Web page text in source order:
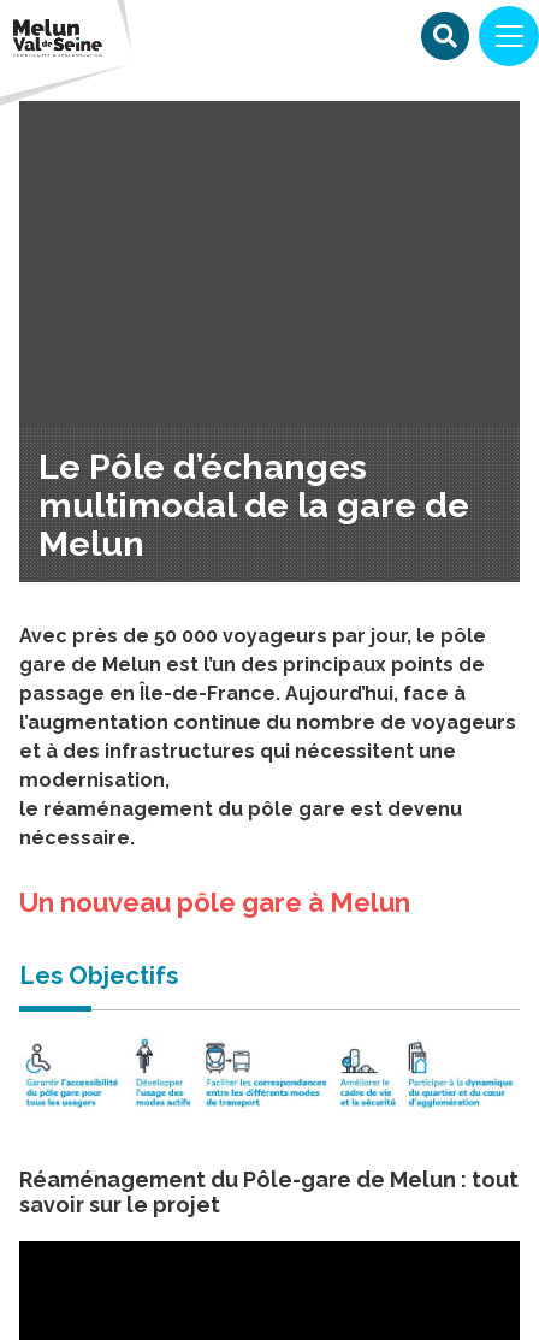
Le Pôle d’échanges
multimodal de la gare de
Melun
Avec près de 50 000 voyageurs par jour, le pôle
gare de Melun est l’un des principaux points de
passage en Île-de-France. Aujourd’hui, face à
l’augmentation continue du nombre de voyageurs
et à des infrastructures qui nécessitent une
modernisation,
le réaménagement du pôle gare est devenu
nécessaire.
Un nouveau pôle gare à Melun
Les Objectifs
Réaménagement du Pôle-gare de Melun : tout
savoir sur le projet